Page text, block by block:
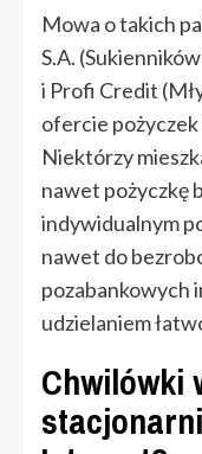
Mowa o takich
S.A.
i Profi Credit
ofercie
Niektórzy
nawet pożyczkę
indywidualnym
nawet do
pozabankowych
udzielaniem
Chwilówki